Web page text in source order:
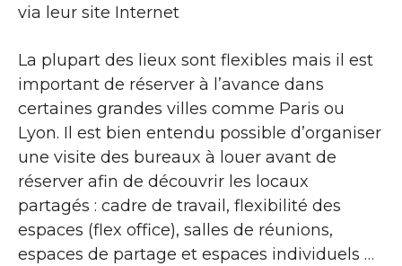
via leur site Internet
La plupart des lieux sont flexibles mais il est
important de réserver à l’avance dans
certaines grandes villes comme Paris ou
Lyon. Il est bien entendu possible d’organiser
une visite des bureaux à louer avant de
réserver afin de découvrir les locaux
partagés : cadre de travail, flexibilité des
espaces (flex office), salles de réunions,
espaces de partage et espaces individuels …